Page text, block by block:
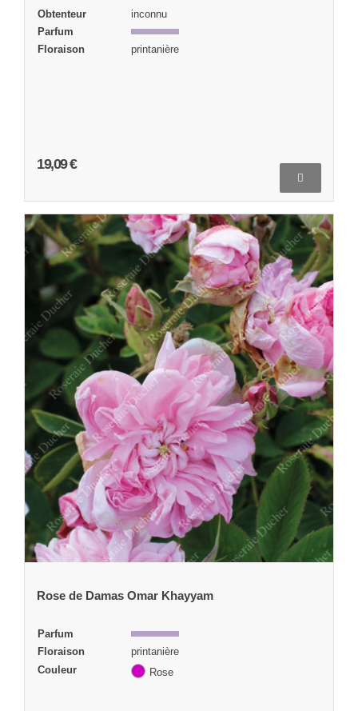
Obtenteur
inconnu
Parfum
Floraison
printanière
19,09 €
Rose de Damas Omar Khayyam
Parfum
Floraison
printanière
Couleur
Rose